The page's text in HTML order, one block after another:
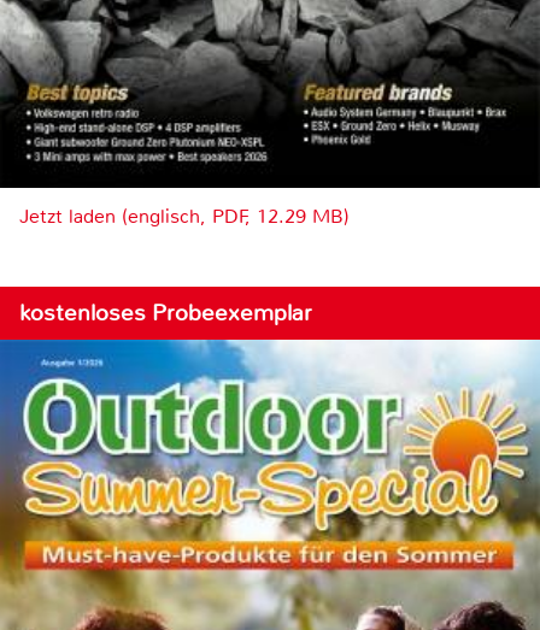
Jetzt laden (englisch, PDF, 12.29 MB)
kostenloses Probeexemplar